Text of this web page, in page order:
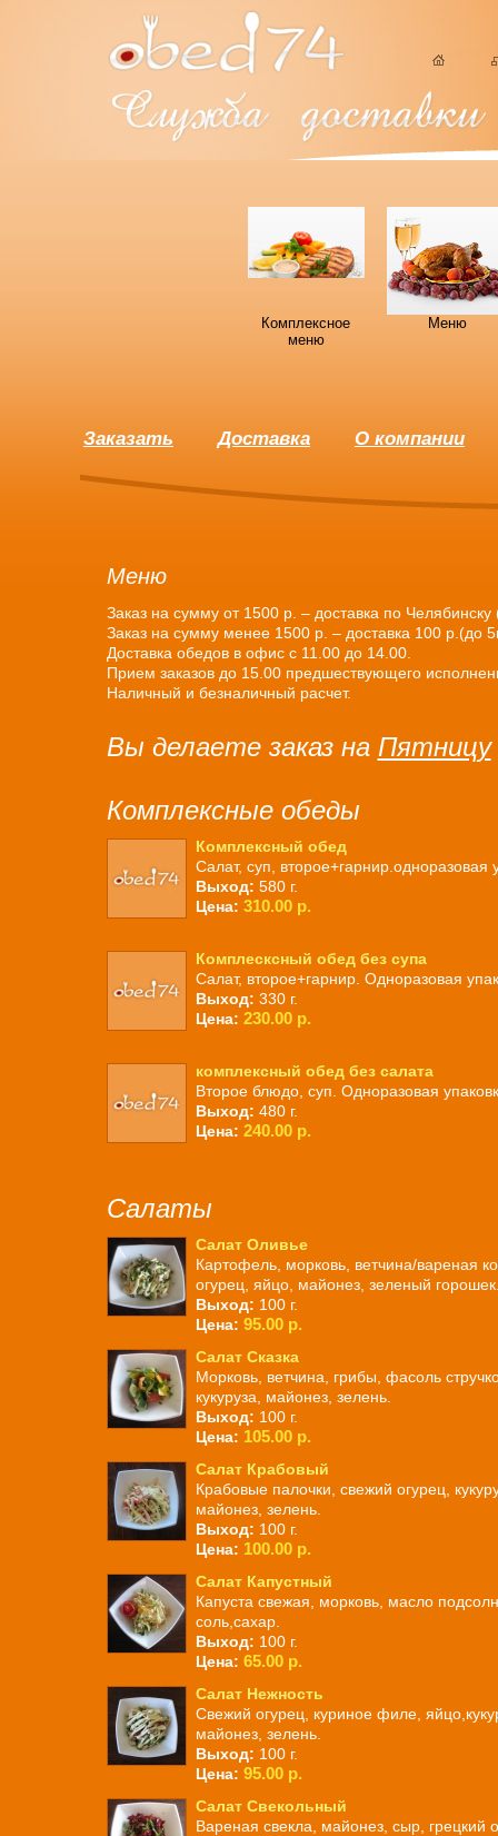
Комплексное
меню
Меню
Заказать Доставка О компании
Меню
Заказ на сумму от 1500 р. – доставка по
Заказ на сумму менее 1500 р. – доставка 100 р.(до
Доставка обедов в офис с 11.00 до 14.00.
Прием заказов до 15.00 предшествующего
Наличный и безналичный расчет.
Вы делаете заказ на Пятницу
Комплексные обеды
Комплексный обед
Салат, суп, второе+гарнир.одноразовая
Выход: 580 г.
Цена: 310.00 р.
Комплесксный обед без супа
Салат, второе+гарнир. Одноразовая
Выход: 330 г.
Цена: 230.00 р.
комплексный обед без салата
Второе блюдо, суп. Одноразовая
Выход: 480 г.
Цена: 240.00 р.
Салаты
Салат Оливье
Картофель, морковь, ветчина/вареная
огурец, яйцо, майонез, зеленый
Выход: 100 г.
Цена: 95.00 р.
Салат Сказка
Морковь, ветчина, грибы, фасоль
кукуруза, майонез, зелень.
Выход: 100 г.
Цена: 105.00 р.
Салат Крабовый
Крабовые палочки, свежий огурец,
майонез, зелень.
Выход: 100 г.
Цена: 100.00 р.
Салат Капустный
Капуста свежая, морковь, масло
соль,сахар.
Выход: 100 г.
Цена: 65.00 р.
Салат Нежность
Свежий огурец, куриное филе,
майонез, зелень.
Выход: 100 г.
Цена: 95.00 р.
Салат Свекольный
Вареная свекла, майонез, сыр, грецкий